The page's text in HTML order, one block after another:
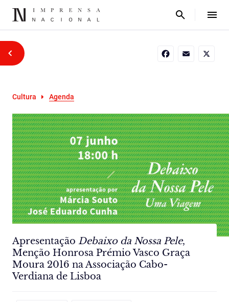
Cultura Agenda
Apresentação Debaixo da Nossa Pele,
Menção Honrosa Prémio Vasco Graça
Moura 2016 na Associação Cabo-
Verdiana de Lisboa